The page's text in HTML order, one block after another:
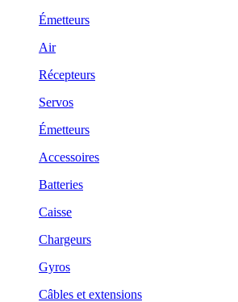
Émetteurs
Air
Récepteurs
Servos
Émetteurs
Accessoires
Batteries
Caisse
Chargeurs
Gyros
Câbles et extensions